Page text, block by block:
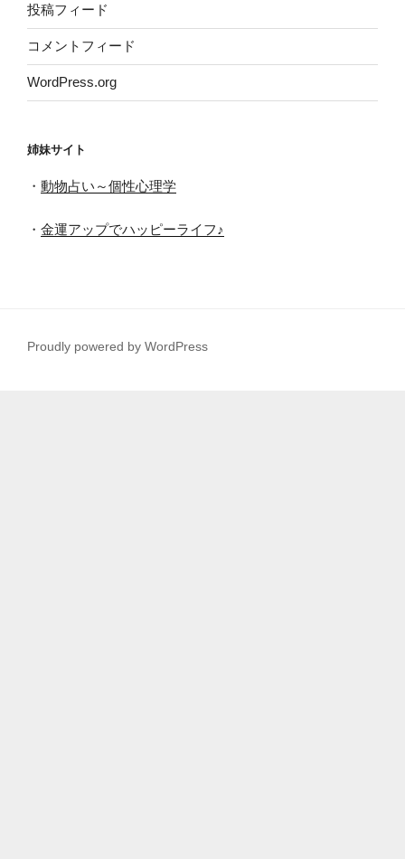
投稿フィード
コメントフィード
WordPress.org
姉妹サイト
・ 動物占い～個性心理学
・ 金運アップでハッピーライフ♪
Proudly powered by WordPress